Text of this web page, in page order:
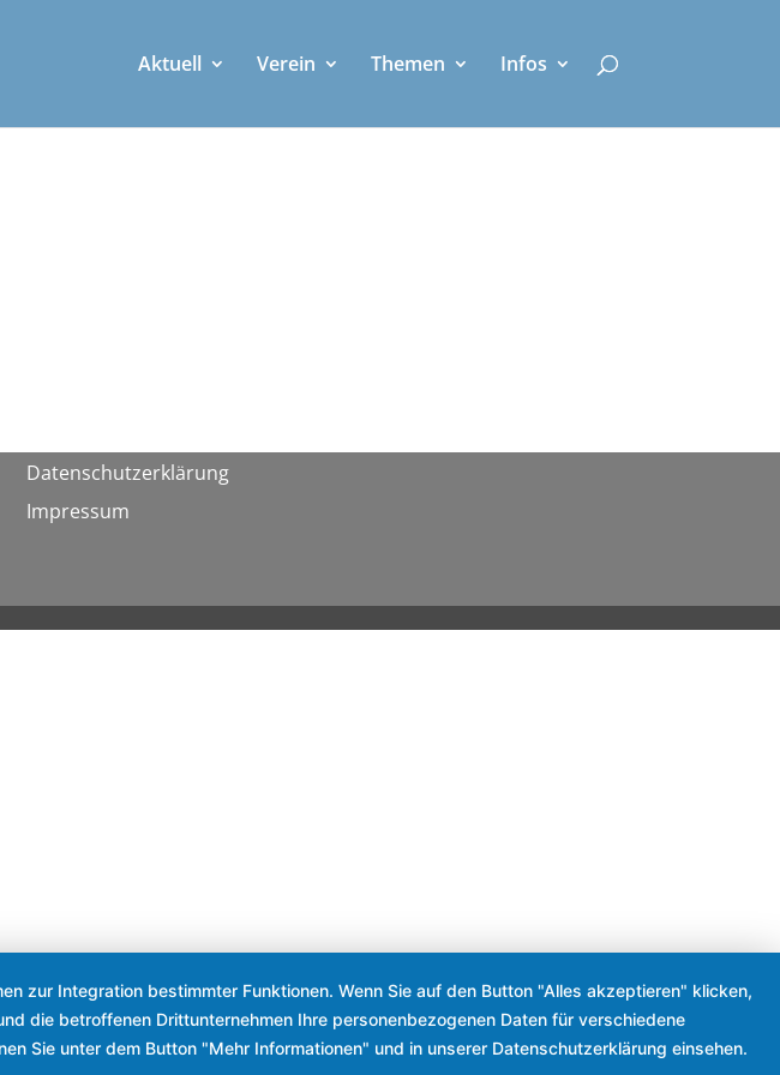
Aktuell Verein Themen Infos
Datenschutzerklärung
Impressum
zur Integration bestimmter Funktionen. Wenn Sie auf den Button "Alles akzeptieren" klicken,
die betroffenen Drittunternehmen Ihre personenbezogenen Daten für verschiedene
Sie unter dem Button "Mehr Informationen" und in unserer Datenschutzerklärung einsehen.